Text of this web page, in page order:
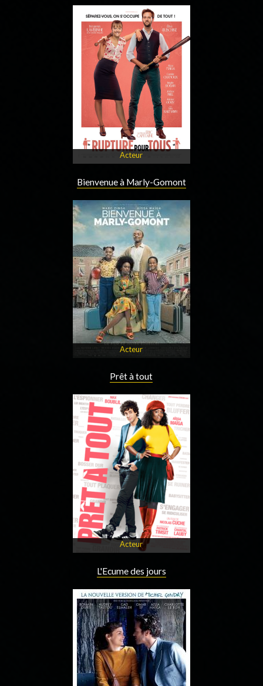
Acteur
Bienvenue à Marly-Gomont
Acteur
Prêt à tout
Acteur
L'Ecume des jours